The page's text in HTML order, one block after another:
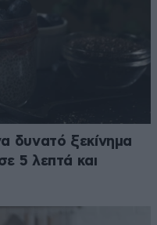
δυνατό ξεκίνημα
5 λεπτά και